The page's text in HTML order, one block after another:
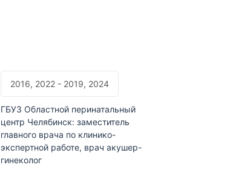
2016, 2022 - 2019, 2024
ГБУЗ Областной перинатальный
центр Челябинск: заместитель
главного врача по клинико-
экспертной работе, врач акушер-
гинеколог